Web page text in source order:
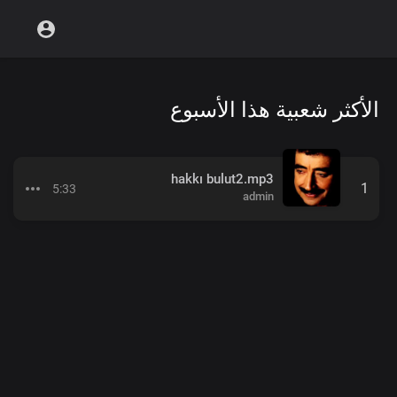
الأكثر شعبية هذا الأسبوع
1
hakkı bulut2.mp3
admin
5:33